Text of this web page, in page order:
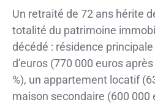
Un retraité de 72 ans hérite
totalité du patrimoine
décédé : résidence
d’euros (770 000 euros
%), un appartement locatif
maison secondaire (600